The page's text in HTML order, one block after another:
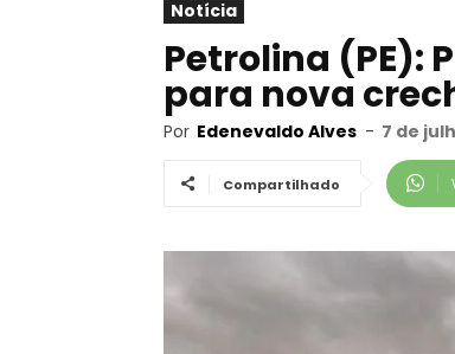
Notícia
Petrolina (PE):
para nova
Por Edenevaldo Alves - 7 de
Compartilhado